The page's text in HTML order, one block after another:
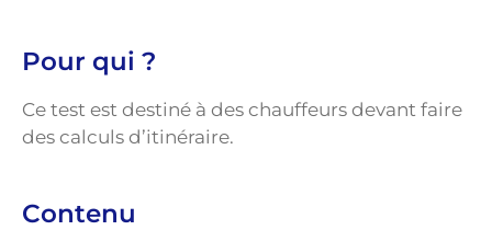
Pour qui ?
Ce test est destiné à des chauffeurs devant faire
des calculs d’itinéraire.
Contenu